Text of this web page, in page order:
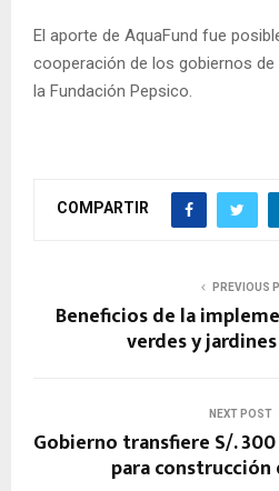
El aporte de AquaFund fue
cooperación de los gobiernos de
la Fundación Pepsico.
COMPARTIR
PREVIOUS
Beneficios de la
verdes y
NEXT POST
Gobierno transfiere S/.
para construcción